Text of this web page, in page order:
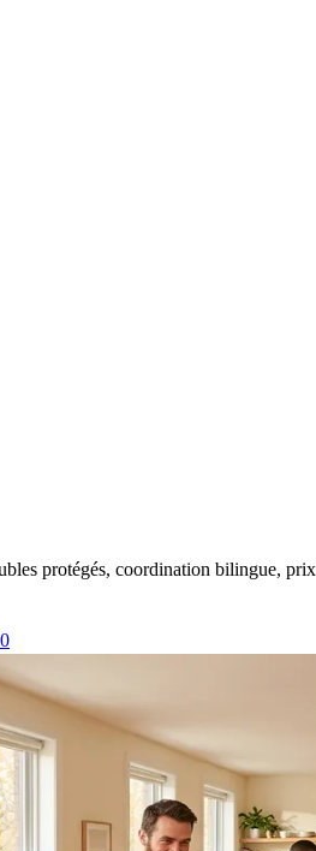
protégés, coordination bilingue,